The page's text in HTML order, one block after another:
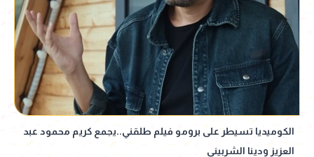
الكوميديا تسيطر على برومو فيلم طلقني..يجمع كريم محمود عبد
العزيز ودينا الشربيني